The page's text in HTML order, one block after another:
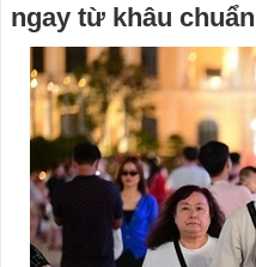
ngay từ khâu